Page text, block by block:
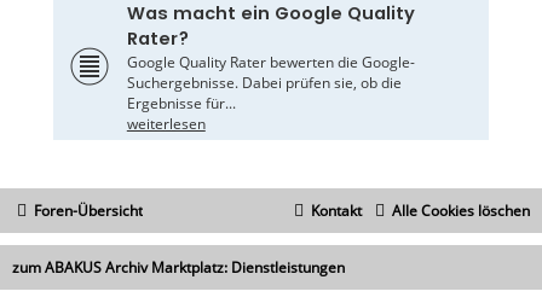
Was macht ein Google Quality
Rater?
Google Quality Rater bewerten die Google-
Suchergebnisse. Dabei prüfen sie, ob die
Ergebnisse für...
weiterlesen
Foren-Übersicht Alle Cookies löschen
Kontakt
zum ABAKUS Archiv Marktplatz: Dienstleistungen